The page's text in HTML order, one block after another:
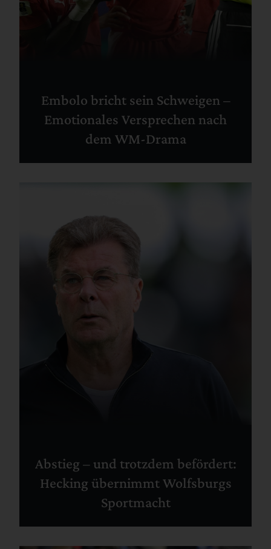
Embolo bricht sein Schweigen –
Emotionales Versprechen nach
dem WM-Drama
Abstieg – und trotzdem befördert:
Hecking übernimmt Wolfsburgs
Sportmacht